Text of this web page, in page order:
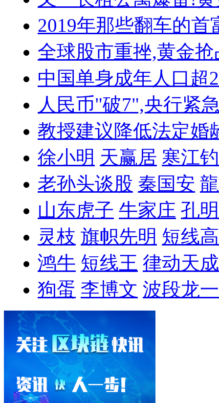
2019年那些翻车的首
全球股市重挫,黄金抢
中国单身成年人口超
人民币"破7",央行紧
教授建议降低法定婚
徐小明 天赢居 寒江
老孙头谈股 秦国安
山东虎子 牛家庄 孔
灵枝 旗帜先明 短线
鸿牛 短线王 律动天成
狗蛋 李博文 波段龙一